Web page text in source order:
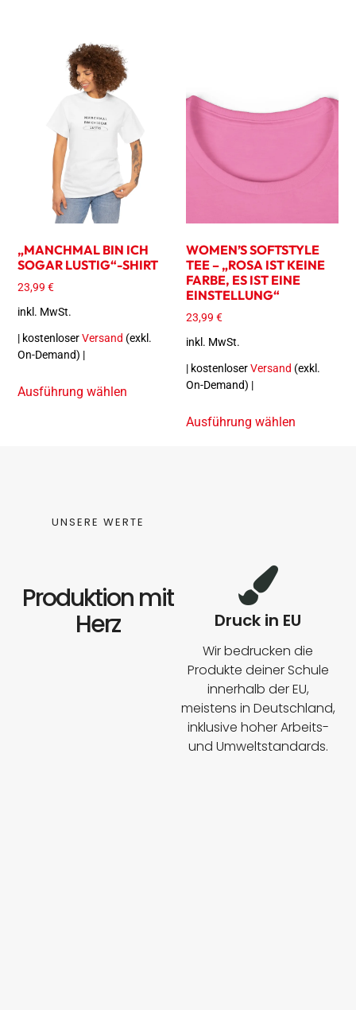
„MANCHMAL BIN ICH
SOGAR LUSTIG“-SHIRT
23,99€
inkl. MwSt.
| kostenloserVersand (exkl.
On-Demand) |
Ausführung wählen
WOMEN’S SOFTSTYLE
TEE – „ROSA IST KEINE
FARBE, ES IST EINE
EINSTELLUNG“
23,99 €
inkl. MwSt.
| kostenloserVersand (exkl.
On-Demand) |
Ausführung wählen
UNSERE WERTE
Produktion mit
Herz Druck in EU
Wir bedrucken die
Produkte deiner Schule
innerhalb der EU,
meistens in Deutschland,
inklusive hoher Arbeits-
und Umweltstandards.